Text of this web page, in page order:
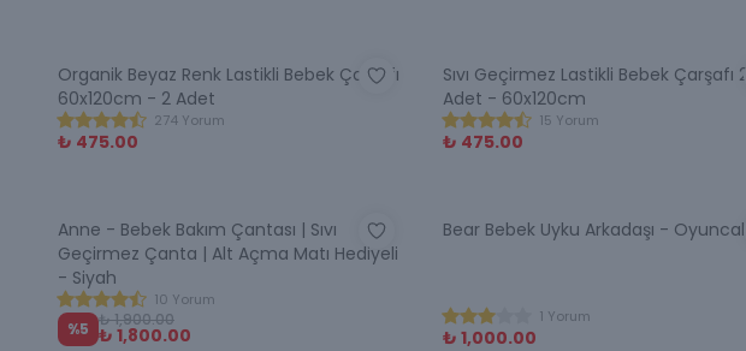
Organik Beyaz Renk Lastikli Bebek Çarşafı
60x120cm - 2 Adet
274 Yorum
₺ 475.00
Sıvı Geçirmez Lastikli Bebek Çarşafı 2
Adet - 60x120cm
15 Yorum
₺ 475.00
Anne - Bebek Bakım Çantası | Sıvı
Geçirmez Çanta | Alt Açma Matı Hediyeli
- Siyah
10 Yorum
%5 ₺ 1,900.00
₺ 1,800.00
Bear Bebek Uyku Arkadaşı - Oyuncak
1 Yorum
₺ 1,000.00